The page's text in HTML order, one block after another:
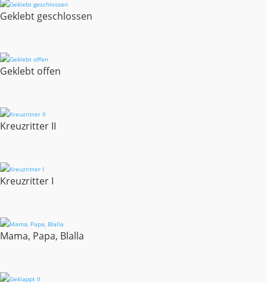
Geklebt geschlossen
Geklebt offen
Kreuzritter II
Kreuzritter I
Mama, Papa, Blalla